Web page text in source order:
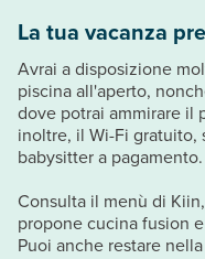
La tua vacanza
Avrai a disposizione
piscina all'aperto,
dove potrai ammirare il
inoltre, il Wi-Fi
babysitter a pagamento.
Consulta il menù di
propone cucina fusion
Puoi anche restare